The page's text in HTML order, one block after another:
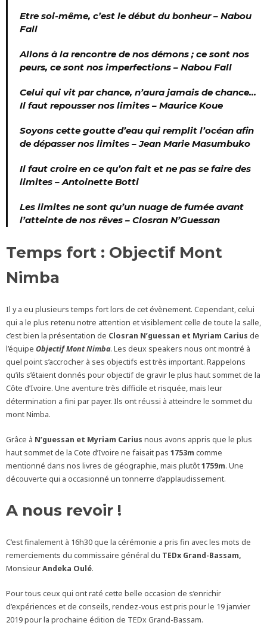
Etre soi-même, c’est le début du bonheur – Nabou
Fall
Allons à la rencontre de nos démons ; ce sont nos
peurs, ce sont nos imperfections – Nabou Fall
Celui qui vit par chance, n’aura jamais de chance…
Il faut repousser nos limites – Maurice Koue
Soyons cette goutte d’eau qui remplit l’océan afin
de dépasser nos limites –Jean Marie Masumbuko
Il faut croire en ce qu’on fait et ne pas se faire des
limites –Antoinette Botti
Les limites ne sont qu’un nuage de fumée avant
l’atteinte de nos rêves – Closran N’Guessan
Temps fort : Objectif Mont
Nimba
Il y a eu plusieurs temps fort lors de cet évènement. Cependant, celui
qui a le plus retenu notre attention et visiblement celle de toute la salle,
c’est bien la présentation de Closran N’guessan et Myriam Carius de
l’équipe Objectif Mont Nimba. Les deux speakers nous ont montré à
quel point s’accrocher à ses objectifs est très important. Rappelons
qu’ils s’étaient donnés pour objectif de gravir le plus haut sommet de la
Côte d’Ivoire. Une aventure très difficile et risquée, mais leur
détermination a fini par payer. Ils ont réussi à atteindre le sommet du
mont Nimba.
Grâce à N’guessan et Myriam Carius nous avons appris que le plus
haut sommet de la Cote d’Ivoire ne faisait pas 1753m comme
mentionné dans nos livres de géographie, mais plutôt1759m. Une
découverte qui a occasionné un tonnerre d’applaudissement.
A nous revoir !
C’est finalement à 16h30 que la cérémonie a pris fin avec les mots de
remerciements du commissaire général du TEDx Grand-Bassam,
MonsieurAndeka Oulé.
Pour tous ceux qui ont raté cette belle occasion de s’enrichir
d’expériences et de conseils, rendez-vous est pris pour le 19 janvier
2019 pour la prochaine édition de TEDx Grand-Bassam.